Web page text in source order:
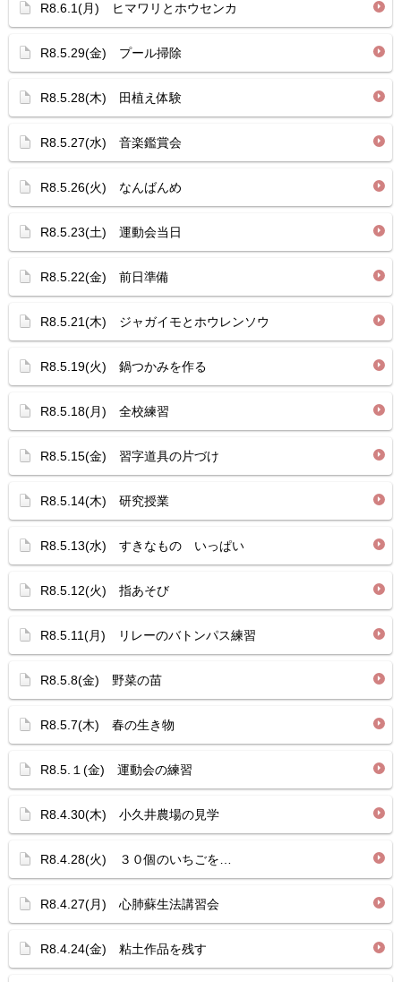
R8.6.1(月) ヒマワリとホウセンカ
R8.5.29(金) プール掃除
R8.5.28(木) 田植え体験
R8.5.27(水) 音楽鑑賞会
R8.5.26(火) なんばんめ
R8.5.23(土) 運動会当日
R8.5.22(金) 前日準備
R8.5.21(木) ジャガイモとホウレンソウ
R8.5.19(火) 鍋つかみを作る
R8.5.18(月) 全校練習
R8.5.15(金) 習字道具の片づけ
R8.5.14(木) 研究授業
R8.5.13(水) すきなもの いっぱい
R8.5.12(火) 指あそび
R8.5.11(月) リレーのバトンパス練習
R8.5.8(金) 野菜の苗
R8.5.7(木) 春の生き物
R8.5.１(金) 運動会の練習
R8.4.30(木) 小久井農場の見学
R8.4.28(火) ３０個のいちごを…
R8.4.27(月) 心肺蘇生法講習会
R8.4.24(金) 粘土作品を残す